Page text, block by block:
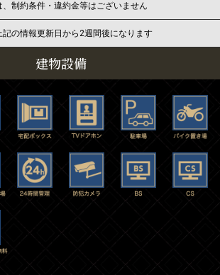
制約条件・違約金等はございません
の情報更新日から2週間後になります
建物設備